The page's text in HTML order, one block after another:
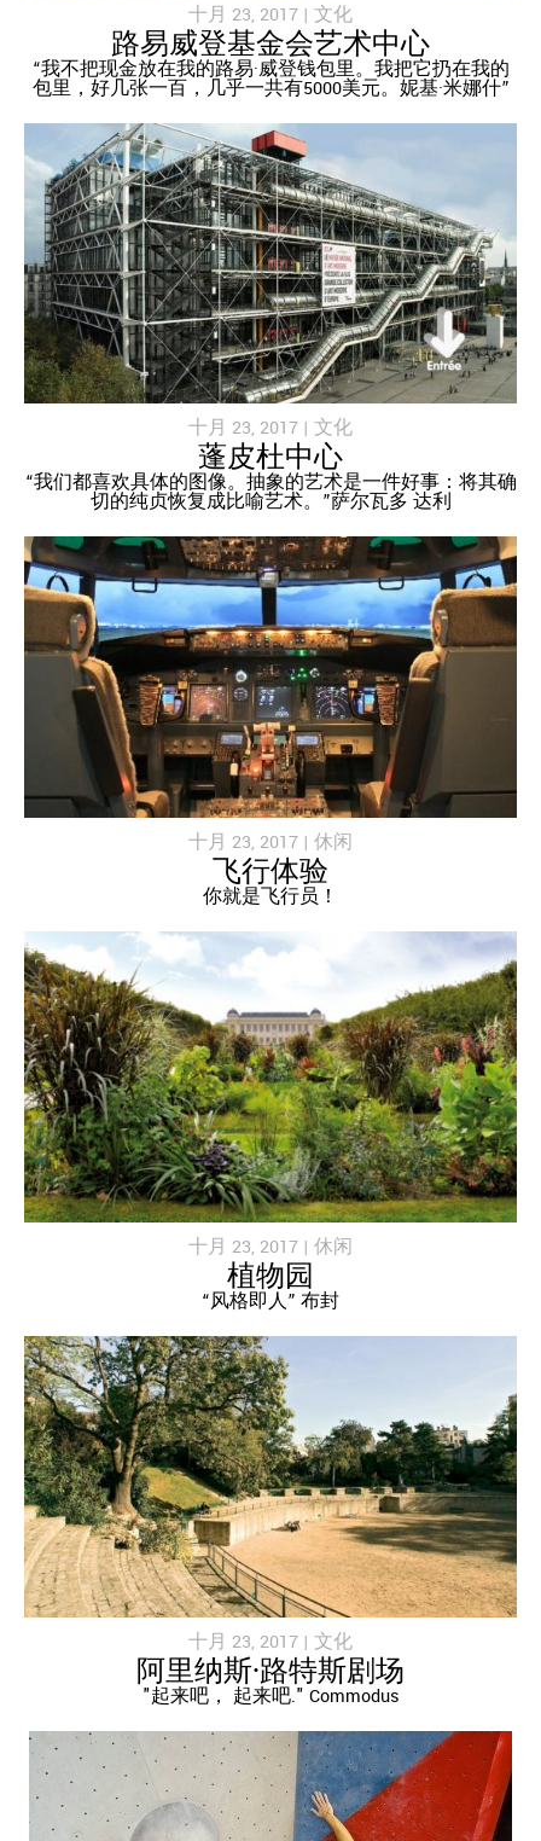
十月 23, 2017 | 文化
路易威登基金会艺术中心
“我不把现金放在我的路易·威登钱包里。我把它扔在我的
包里，好几张一百，几乎一共有5000美元。妮基·米娜什”
十月 23, 2017 | 文化
蓬皮杜中心
“我们都喜欢具体的图像。抽象的艺术是一件好事：将其确
切的纯贞恢复成比喻艺术。”萨尔瓦多 达利
十月 23, 2017 | 休闲
飞行体验
你就是飞行员！
十月 23, 2017 | 休闲
植物园
“风格即人” 布封
十月 23, 2017 | 文化
阿里纳斯·路特斯剧场
"起来吧， 起来吧." Commodus